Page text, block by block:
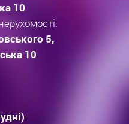
10
5,
10